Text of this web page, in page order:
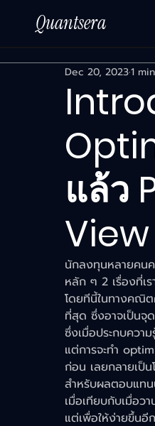
Quantsera
แล้ว
View
Dec 20, 20231
นักลงทุนหลายคน
หลัก ๆ 2 เรื่องที่เ
โดยทีนี้ในทางคณิ
ที่สุด ซึ่งอาจเป็นจุ
ซึ่งเมื่อประกบควา
แต่การจะทำ
ก่อน เลยกลายเป็
สำหรับผลตอบแท
เมื่อเทียบกับเมื่อว
แต่เพื่อให้ง่ายขึ้นอี